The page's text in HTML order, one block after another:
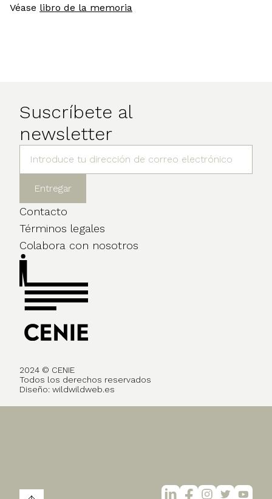
Véase libro de la memoria
Suscríbete al
newsletter
Contacto
Términos legales
Colabora con nosotros
2024 © CENIE
Todos los derechos reservados
Diseño: wildwildweb.es